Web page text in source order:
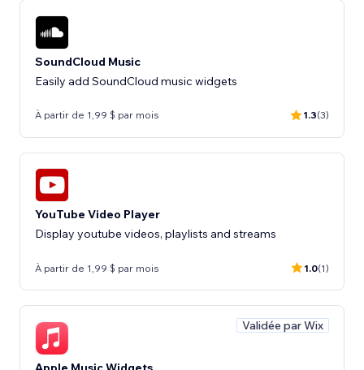
SoundCloud Music
Easily add SoundCloud music widgets
À partir de 1,99 $ par mois 1.3(3)
YouTube Video Player
Display youtube videos, playlists and streams
À partir de 1,99 $ par mois 1.0(1)
Validée par Wix